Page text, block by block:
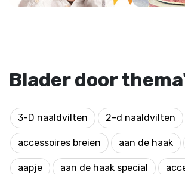
Blader door
3-D naaldvilten 2-d naaldvilten
accessoires breien aan de haak
aapje aan de haak special